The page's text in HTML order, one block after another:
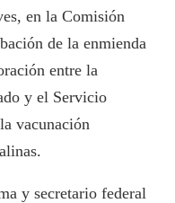
en la Comisión
de la enmienda
entre la
y el Servicio
vacunación
y secretario federal